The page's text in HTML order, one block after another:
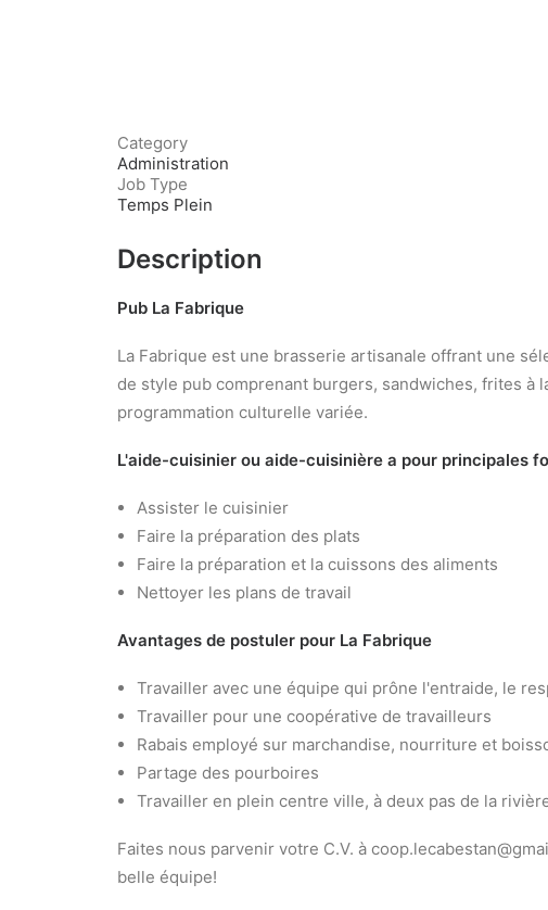
Category
Administration
Job Type
Temps Plein
Description
Pub La Fabrique
La Fabrique est une brasserie artisanale offrant une
de style pub comprenant burgers, sandwiches, frites à
programmation culturelle variée.
L'aide-cuisinier ou aide-cuisinière a pour principales
Assister le cuisinier
Faire la préparation des plats
Faire la préparation et la cuissons des aliments
Nettoyer les plans de travail
Avantages de postuler pour La Fabrique
Travailler avec une équipe qui prône l'entraide, le
Travailler pour une coopérative de travailleurs
Rabais employé sur marchandise, nourriture et
Partage des pourboires
Travailler en plein centre ville, à deux pas de la
Faites nous parvenir votre C.V. à
belle équipe!